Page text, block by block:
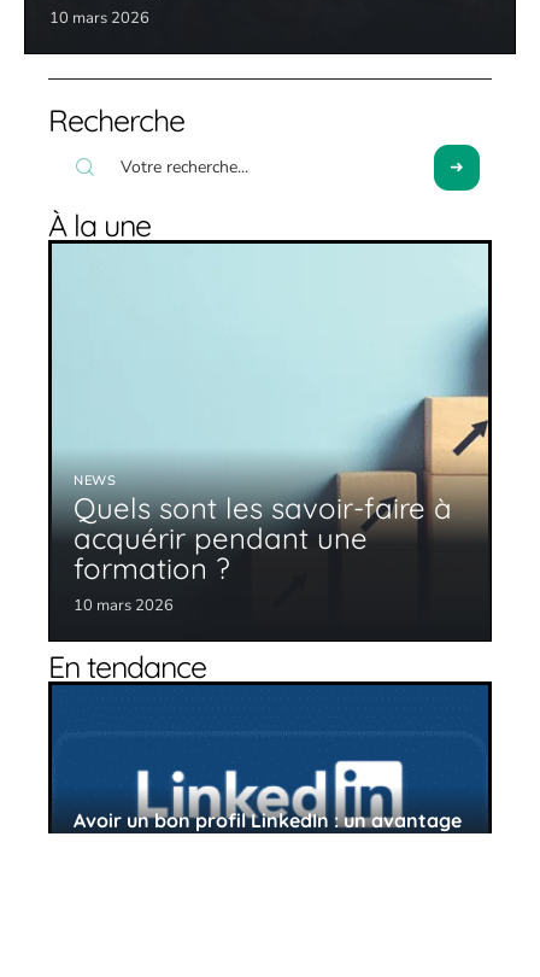
10 mars 2026
Recherche
À la une
NEWS
Quels sont les savoir-faire à
acquérir pendant une
formation ?
10 mars 2026
En tendance
Avoir un bon profil LinkedIn : un avantage
pour votre carrière